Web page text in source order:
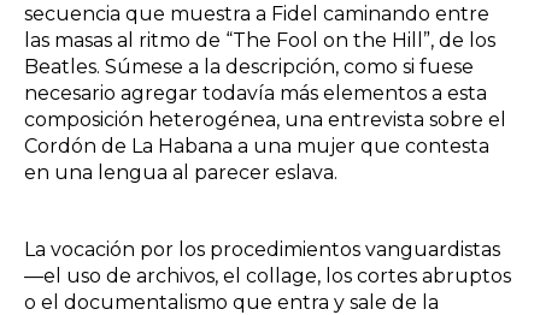
secuencia que muestra a Fidel caminando entre
las masas al ritmo de “The Fool on the Hill”, de los
Beatles. Súmese a la descripción, como si fuese
necesario agregar todavía más elementos a esta
composición heterogénea, una entrevista sobre el
Cordón de La Habana a una mujer que contesta
en una lengua al parecer eslava.
La vocación por los procedimientos vanguardistas
—el uso de archivos, el collage, los cortes abruptos
o el documentalismo que entra y sale de la